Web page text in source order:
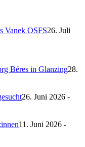
Vanek OSFS26. Juli
Béres in Glanzing28.
26. Juni 2026 -
11. Juni 2026 -